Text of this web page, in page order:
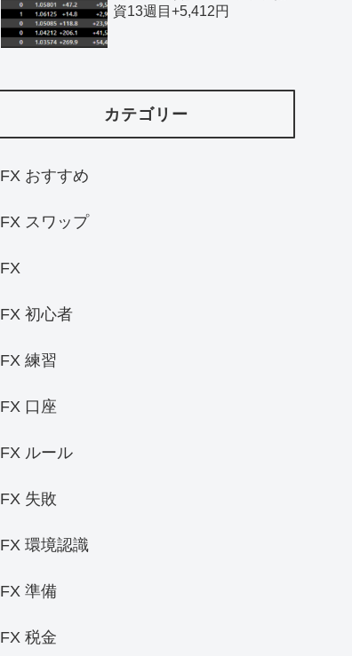
資13週目+5,412円
カテゴリー
FX おすすめ
FX スワップ
FX
FX 初心者
FX 練習
FX 口座
FX ルール
FX 失敗
FX 環境認識
FX 準備
FX 税金